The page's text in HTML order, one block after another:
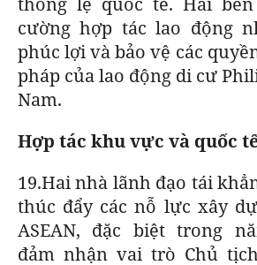
cường hợp tác lao động
phúc lợi và bảo vệ các
pháp của lao động di cư
Nam.
Hợp tác khu vực và quốc
19.Hai nhà lãnh đạo tái
thúc đẩy các nỗ lực xây
ASEAN, đặc biệt trong
đảm nhận vai trò Chủ tịch